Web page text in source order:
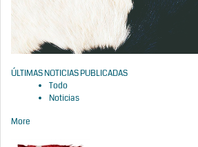
ÚLTIMAS NOTICIAS PUBLICADAS
Todo
Noticias
More